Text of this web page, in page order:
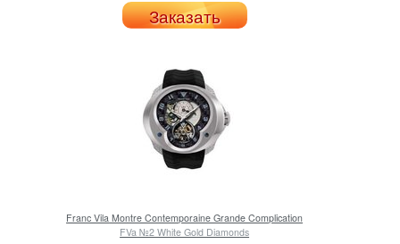
Заказать
Franc Vila Montre Contemporaine Grande Complication
FVa №2 White Gold Diamonds